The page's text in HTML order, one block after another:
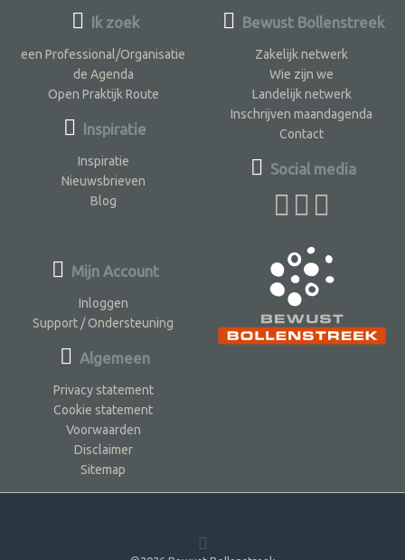
Ik zoek
een Professional/Organisatie
de Agenda
Open Praktijk Route
Inspiratie
Inspiratie
Nieuwsbrieven
Blog
Bewust Bollenstreek
Zakelijk netwerk
Wie zijn we
Landelijk netwerk
Inschrijven maandagenda
Contact
Social media
Mijn Account
Inloggen
Support / Ondersteuning
Algemeen
Privacy statement
Cookie statement
Voorwaarden
Disclaimer
Sitemap